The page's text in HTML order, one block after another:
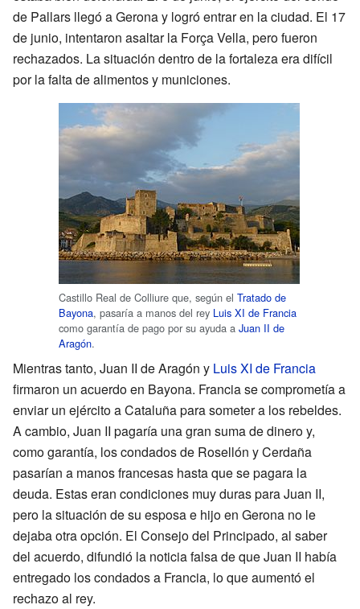
de Pallars llegó a Gerona y logró entrar en la ciudad. El 17
de junio, intentaron asaltar la Força Vella, pero fueron
rechazados. La situación dentro de la fortaleza era difícil
por la falta de alimentos y municiones.
Castillo Real de Colliure que, según el Tratado de
Bayona, pasaría a manos del rey Luis XI de Francia
como garantía de pago por su ayuda a Juan II de
Aragón.
Mientras tanto, Juan II de Aragón y Luis XI de Francia
firmaron un acuerdo en Bayona. Francia se comprometía a
enviar un ejército a Cataluña para someter a los rebeldes.
A cambio, Juan II pagaría una gran suma de dinero y,
como garantía, los condados de Rosellón y Cerdaña
pasarían a manos francesas hasta que se pagara la
deuda. Estas eran condiciones muy duras para Juan II,
pero la situación de su esposa e hijo en Gerona no le
dejaba otra opción. El Consejo del Principado, al saber
del acuerdo, difundió la noticia falsa de que Juan II había
entregado los condados a Francia, lo que aumentó el
rechazo al rey.